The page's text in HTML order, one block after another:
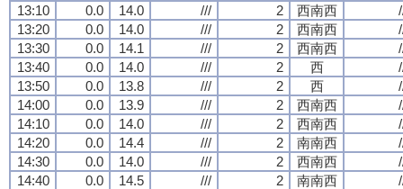
13:10
0.0 14.0 /// 2 西南西
13:20
0.0 14.0 /// 2 西南西
13:30
0.0 14.1 /// 2 西南西
13:40
0.0 14.0 /// 2 西
13:50
0.0 13.8 /// 2 西
14:00
0.0 13.9 /// 2 西南西
14:10
0.0 14.0 /// 2 西南西
14:20
0.0 14.4 /// 2 南南西
14:30
0.0 14.0 /// 2 西南西
14:40
0.0 14.5 /// 2 南南西